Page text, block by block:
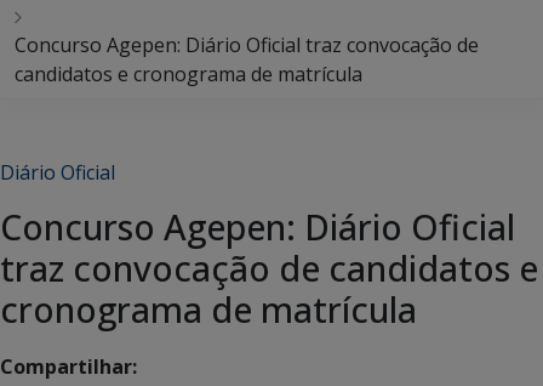
Concurso Agepen: Diário Oficial traz convocação de
candidatos e cronograma de matrícula
Diário Oficial
Concurso Agepen: Diário Oficial
traz convocação de candidatos e
cronograma de matrícula
Compartilhar: